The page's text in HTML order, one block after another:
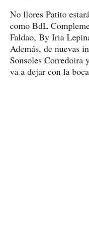
No llores Patito
como BdL
Faldao, By Iria
Además, de nuevas
Sonsoles Corredoira
va a dejar con la